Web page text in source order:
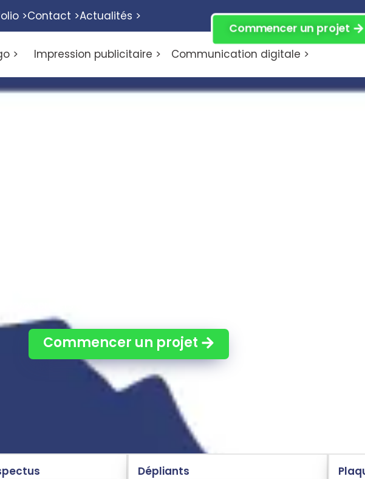
>Contact >Actualités >
> Impression publicitaire > Communication digitale >
Commencer un projet
Commencer un projet
Dépliants